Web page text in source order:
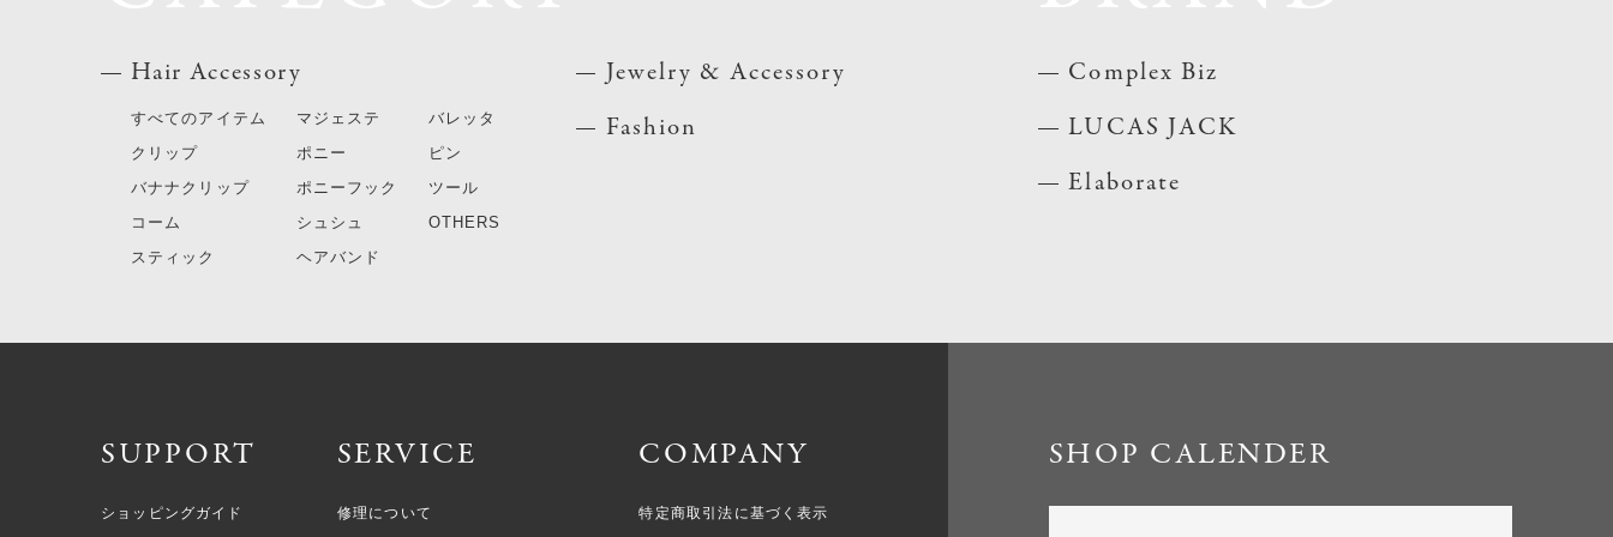
Hair Accessory
すべてのアイテム
クリップ
バナナクリップ
コーム
スティック
マジェステ
ポニー
ポニーフック
シュシュ
ヘアバンド
バレッタ
ピン
ツール
OTHERS
Jewelry & Accessory
Fashion
Complex Biz
LUCAS JACK
Elaborate
SUPPORT
ショッピングガイド
SERVICE
修理について
COMPANY
特定商取引法に基づく表示
SHOP CALENDER